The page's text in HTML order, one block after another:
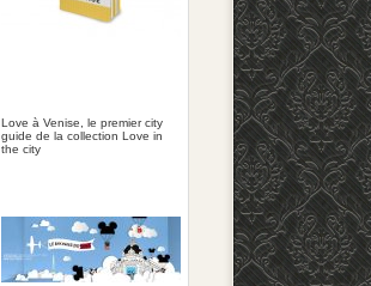
Love à Venise, le premier city
guide de la collection Love in
the city